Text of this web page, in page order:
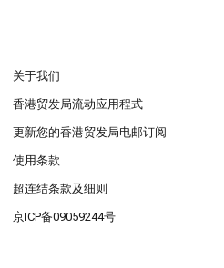
关于我们
香港贸发局流动应用程式
更新您的香港贸发局电邮订阅
使用条款
超连结条款及细则
京ICP备09059244号